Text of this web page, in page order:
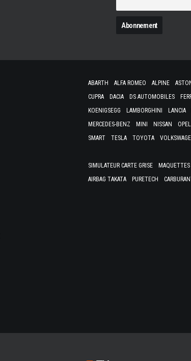
ABARTH ALFA ROMEO ALPINE
CUPRA
DACIA DS AUTOMOBILES
KOENIGSEGG
LAMBORGHINI LANCIA
MERCEDES-BENZ
MINI NISSAN OPEL
SMART
TESLA TOYOTA
SIMULATEUR CARTE GRISE
AIRBAG TAKATA
PURETECH